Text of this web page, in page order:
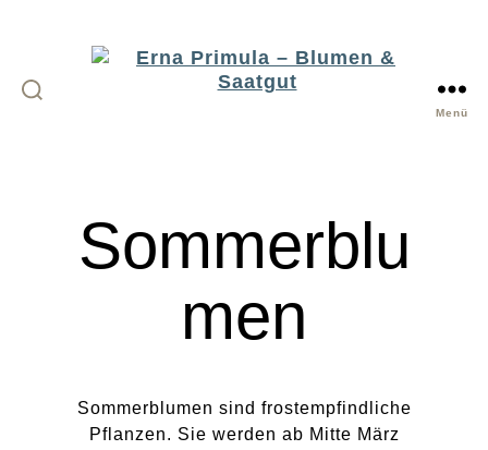
Blumen
&
Saatgut
Menü
Sommerblu
men
Sommerblumen sind frostempfindliche
Pflanzen. Sie werden ab Mitte März